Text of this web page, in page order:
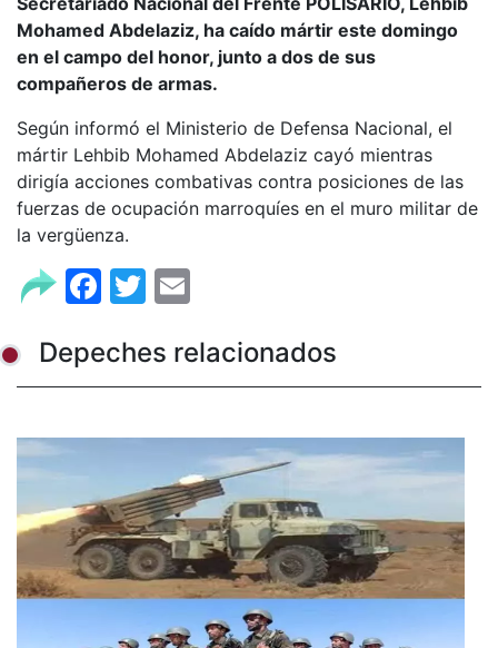
Mohamed Abdelaziz, ha caído mártir este domingo
en el campo del honor, junto a dos de sus
compañeros de armas.
Según informó el Ministerio de Defensa Nacional, el
mártir Lehbib Mohamed Abdelaziz cayó mientras
dirigía acciones combativas contra posiciones de las
fuerzas de ocupación marroquíes en el muro militar de
la vergüenza.
Facebook
Twitter
Depeches relacionados